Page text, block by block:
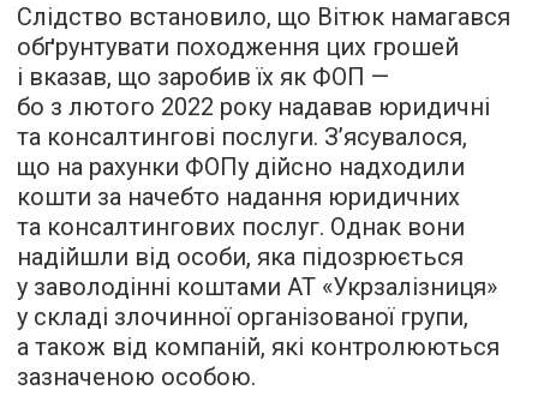
Слідство встановило, що Вітюк намагався
обґрунтувати походження цих грошей
і вказав, що заробив їх як ФОП —
бо з лютого 2022 року надавав юридичні
та консалтингові послуги. З’ясувалося,
що на рахунки ФОПу дійсно надходили
кошти за начебто надання юридичних
та консалтингових послуг. Однак вони
надійшли від особи, яка підозрюється
у заволодінні коштами АТ «Укрзалізниця»
у складі злочинної організованої групи,
а також від компаній, які контролюються
зазначеною особою.